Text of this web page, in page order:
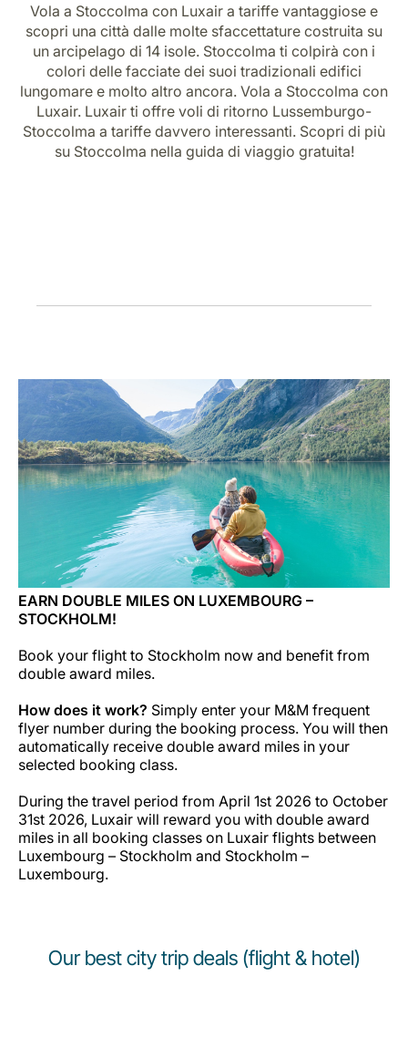
Vola a Stoccolma con Luxair a tariffe vantaggiose e
scopri una città dalle molte sfaccettature costruita su
un arcipelago di 14 isole. Stoccolma ti colpirà con i
colori delle facciate dei suoi tradizionali edifici
lungomare e molto altro ancora. Vola a Stoccolma con
Luxair. Luxair ti offre voli di ritorno Lussemburgo-
Stoccolma a tariffe davvero interessanti. Scopri di più
su Stoccolma nella guida di viaggio gratuita!
EARN DOUBLE MILES ON LUXEMBOURG –
STOCKHOLM!
Book your flight to Stockholm now and benefit from
double award miles.
How does it work? Simply enter your M&M frequent
flyer number during the booking process. You will then
automatically receive double award miles in your
selected booking class.
During the travel period from April 1st 2026 to October
31st 2026, Luxair will reward you with double award
miles in all booking classes on Luxair flights between
Luxembourg – Stockholm and Stockholm –
Luxembourg.
Our best city trip deals (flight & hotel)